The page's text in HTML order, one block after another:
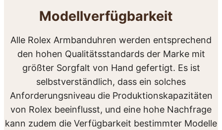
Modellverfügbarkeit
Alle Rolex Armbanduhren werden entsprechend
den hohen Qualitätsstandards der Marke mit
größter Sorgfalt von Hand gefertigt. Es ist
selbstverständlich, dass ein solches
Anforderungsniveau die Produktionskapazitäten
von Rolex beeinflusst, und eine hohe Nachfrage
kann zudem die Verfügbarkeit bestimmter Modelle